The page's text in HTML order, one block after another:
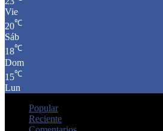
Vie
20℃
Sáb
18℃
Dom
15℃
Lun
Popular
Reciente